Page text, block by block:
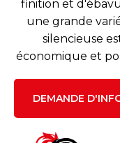
finition et
une grande
silencieuse
économique et
DEMANDE